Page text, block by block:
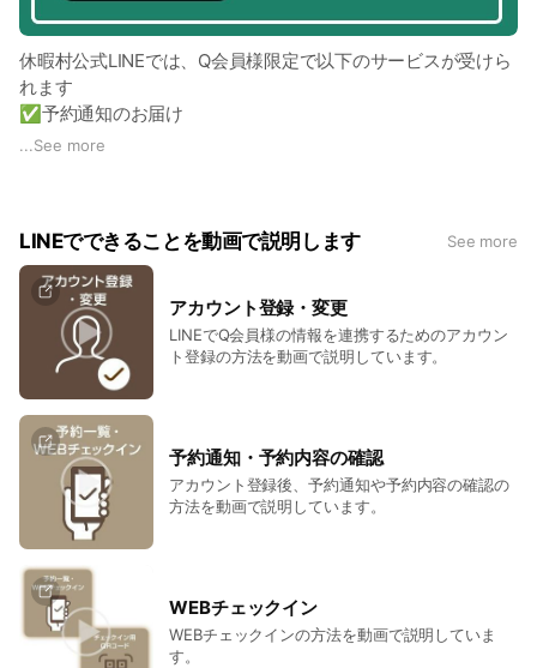
休暇村公式LINEでは、Q会員様限定で以下のサービスが受けら
れます
✅予約通知のお届け
✅予約内容の確認
Q会員様は、友だち追加していただいた後、まずはメニューの
「アカウント登録」をお願いします。アカウント登録完了後、
予約確認やWEBチェックイン、客室での事前精算が行えます。
Q会員のご登録がまだの方は、「アカウント登録」の前に公式
サイトからQ会員登録をお願いします
※本サービスはホテル・コテージのご利用が対象となります。
...See more
LINEでできることを動画で説明します See more
アカウント登録・変更
LINEでQ会員様の情報を連携するためのアカウン
ト登録の方法を動画で説明しています。
予約通知・予約内容の確認
アカウント登録後、予約通知や予約内容の確認の
方法を動画で説明しています。
WEBチェックイン
WEBチェックインの方法を動画で説明していま
す。